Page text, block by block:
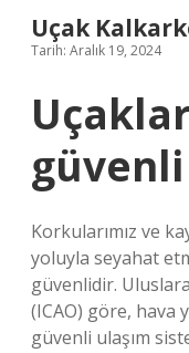
Uçak
Tarih: Aralık 19, 2024
Korkularımız ve
yoluyla seyahat
güvenlidir.
(ICAO) göre, hava
güvenli ulaşım